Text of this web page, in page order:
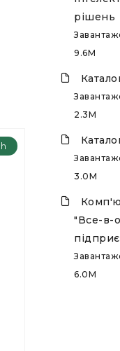
рішень
9.6M
2.3M
3.0M
"Все-в-
6.0M